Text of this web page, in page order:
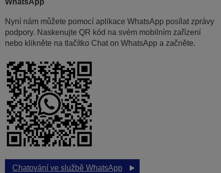
WhatsApp
Nyní nám můžete pomocí aplikace WhatsApp posílat zprávy
podpory. Naskenujte QR kód na svém mobilním zařízení
nebo klikněte na tlačítko Chat on WhatsApp a začněte.
Chatování ve službě WhatsApp